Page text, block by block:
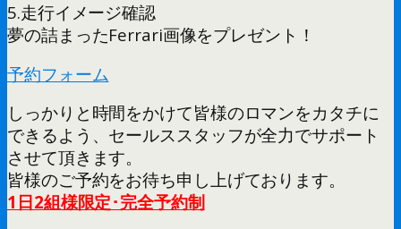
5.走行イメージ確認
夢の詰まったFerrari画像をプレゼント！
予約フォーム
しっかりと時間をかけて皆様のロマンをカタチに
できるよう、セールススタッフが全力でサポート
させて頂きます。
皆様のご予約をお待ち申し上げております。
1日2組様限定･完全予約制